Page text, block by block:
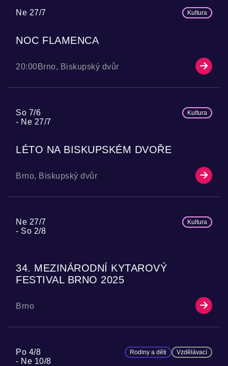
Ne 27/7 Kultura
NOC FLAMENCA
20:00Brno, Biskupský dvůr
So 7/6
Ne 27/7
Kultura
LÉTO NA BISKUPSKÉM DVOŘE
Brno, Biskupský dvůr
Ne 27/7
So 2/8
Kultura
34. MEZINÁRODNÍ KYTAROVÝ
FESTIVAL BRNO 2025
Brno
Po 4/8
Ne 10/8
Rodiny a děti Vzdělávací